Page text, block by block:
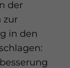
der
zur
in den